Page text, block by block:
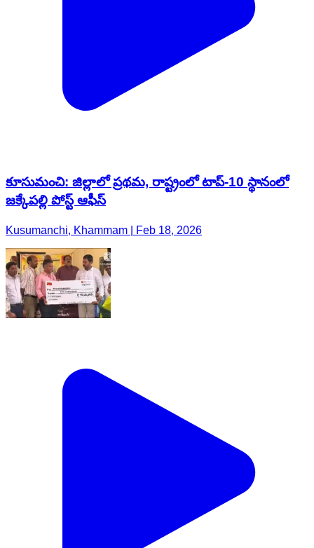
కూసుమంచి: జిల్లాలో ప్రథమ, రాష్ట్రంలో టాప్-10 స్థానంలో
జక్కేపల్లి పోస్ట్ ఆఫీస్
Kusumanchi, Khammam | Feb 18, 2026